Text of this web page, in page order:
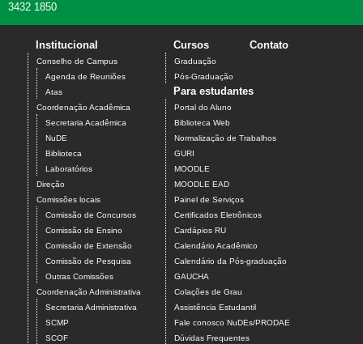
3432 1850
Institucional
Conselho de Campus
Agenda de Reuniões
Atas
Coordenação Acadêmica
Secretaria Acadêmica
NuDE
Biblioteca
Laboratórios
Direção
Comissões locais
Comissão de Concursos
Comissão de Ensino
Comissão de Extensão
Comissão de Pesquisa
Outras Comissões
Coordenação Administrativa
Secretaria Administrativa
SCMP
SCOF
Cursos
Graduação
Pós-Graduação
Contato
Para estudantes
Portal do Aluno
Biblioteca Web
Normalização de Trabalhos
GURI
MOODLE
MOODLE EAD
Painel de Serviços
Certificados Eletrônicos
Cardápios RU
Calendário Acadêmico
Calendário da Pós-graduação
GAUCHA
Colações de Grau
Assistência Estudantil
Fale conosco NuDEs/PRODAE
Dúvidas Frequentes